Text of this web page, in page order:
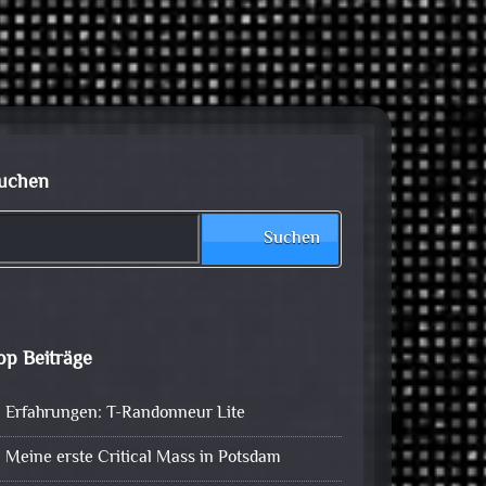
Suchen
Beiträge
Erfahrungen: T-Randonneur Lite
Meine erste Critical Mass in Potsdam